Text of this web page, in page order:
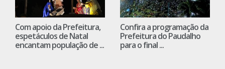
Com apoio da Prefeitura,
espetáculos de Natal
encantam população de ...
Confira a programação da
Prefeitura do Paudalho
para o final ...